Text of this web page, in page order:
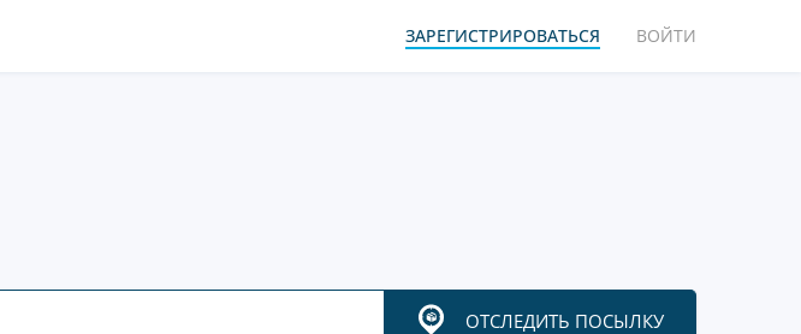
ЗАРЕГИСТРИРОВАТЬСЯ ВОЙТИ
ОТСЛЕДИТЬ ПОСЫЛКУ